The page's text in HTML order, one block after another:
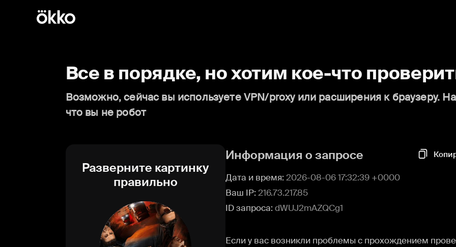
Все в порядке, но хотим кое-что
Возможно, сейчас вы используете VPN/proxy или расширения к браузеру.
что вы не робот
Разверните картинку
правильно
Информация о запросе
Дата и время: 2026-08-06 17:32:39 +0000
Ваш IP: 216.73.217.85
ID запроса: dWUJ2mAZQCg1
Если у вас возникли проблемы с прохождением